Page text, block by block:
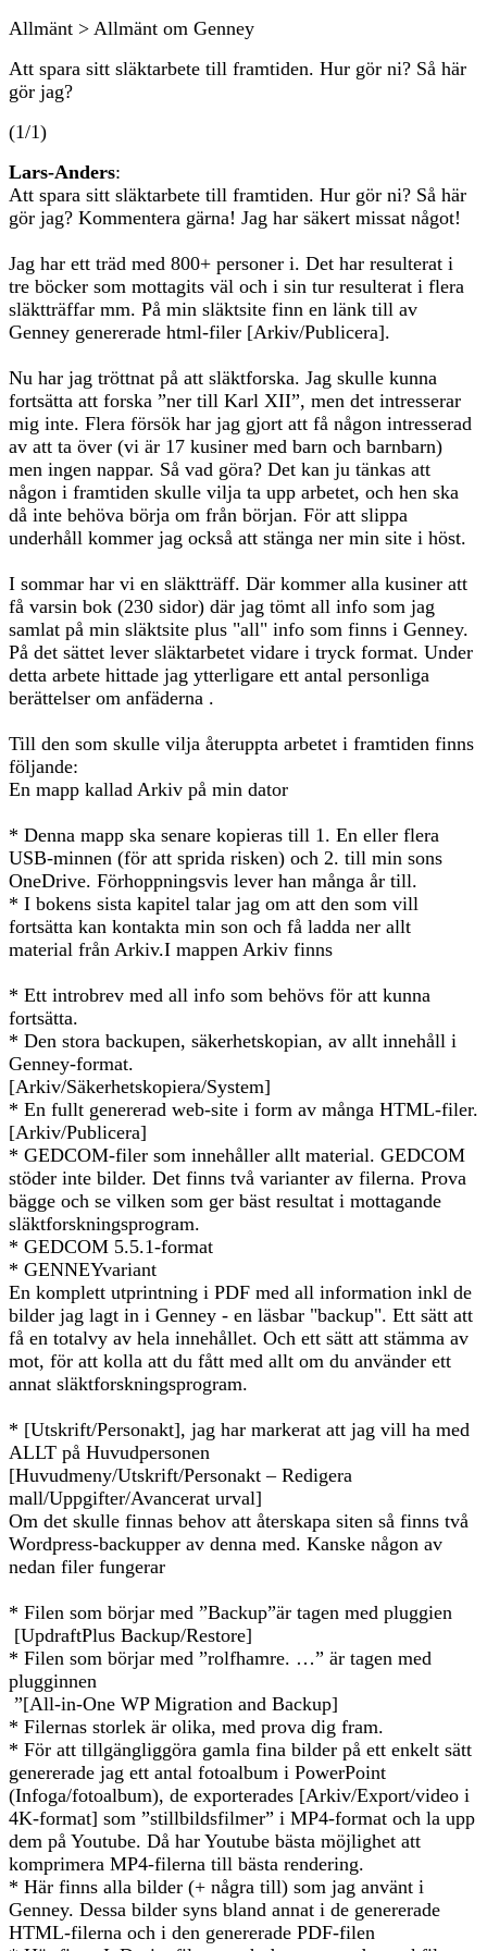
Allmänt > Allmänt om Genney
Att spara sitt släktarbete till framtiden. Hur gör ni? Så här
gör jag?
(1/1)
Lars-Anders:
Att spara sitt släktarbete till framtiden. Hur gör ni? Så här
gör jag? Kommentera gärna! Jag har säkert missat något!
Jag har ett träd med 800+ personer i. Det har resulterat i
tre böcker som mottagits väl och i sin tur resulterat i flera
släktträffar mm. På min släktsite finn en länk till av
Genney genererade html-filer [Arkiv/Publicera].
Nu har jag tröttnat på att släktforska. Jag skulle kunna
fortsätta att forska ”ner till Karl XII”, men det intresserar
mig inte. Flera försök har jag gjort att få någon intresserad
av att ta över (vi är 17 kusiner med barn och barnbarn)
men ingen nappar. Så vad göra? Det kan ju tänkas att
någon i framtiden skulle vilja ta upp arbetet, och hen ska
då inte behöva börja om från början. För att slippa
underhåll kommer jag också att stänga ner min site i höst.
I sommar har vi en släktträff. Där kommer alla kusiner att
få varsin bok (230 sidor) där jag tömt all info som jag
samlat på min släktsite plus "all" info som finns i Genney.
På det sättet lever släktarbetet vidare i tryck format. Under
detta arbete hittade jag ytterligare ett antal personliga
berättelser om anfäderna .
Till den som skulle vilja återuppta arbetet i framtiden finns
följande:
En mapp kallad Arkiv på min dator
* Denna mapp ska senare kopieras till 1. En eller flera
USB-minnen (för att sprida risken) och 2. till min sons
OneDrive. Förhoppningsvis lever han många år till.
* I bokens sista kapitel talar jag om att den som vill
fortsätta kan kontakta min son och få ladda ner allt
material från Arkiv.I mappen Arkiv finns
* Ett introbrev med all info som behövs för att kunna
fortsätta.
* Den stora backupen, säkerhetskopian, av allt innehåll i
Genney-format.
[Arkiv/Säkerhetskopiera/System]
* En fullt genererad web-site i form av många HTML-filer.
[Arkiv/Publicera]
* GEDCOM-filer som innehåller allt material. GEDCOM
stöder inte bilder. Det finns två varianter av filerna. Prova
bägge och se vilken som ger bäst resultat i mottagande
släktforskningsprogram.
* GEDCOM 5.5.1-format
* GENNEYvariant
En komplett utprintning i PDF med all information inkl de
bilder jag lagt in i Genney - en läsbar "backup". Ett sätt att
få en totalvy av hela innehållet. Och ett sätt att stämma av
mot, för att kolla att du fått med allt om du använder ett
annat släktforskningsprogram.
* [Utskrift/Personakt], jag har markerat att jag vill ha med
ALLT på Huvudpersonen
[Huvudmeny/Utskrift/Personakt – Redigera
mall/Uppgifter/Avancerat urval]
Om det skulle finnas behov att återskapa siten så finns två
Wordpress-backupper av denna med. Kanske någon av
nedan filer fungerar
* Filen som börjar med ”Backup”är tagen med pluggien
[UpdraftPlus Backup/Restore]
* Filen som börjar med ”rolfhamre. …” är tagen med
plugginnen
”[All-in-One WP Migration and Backup]
* Filernas storlek är olika, med prova dig fram.
* För att tillgängliggöra gamla fina bilder på ett enkelt sätt
genererade jag ett antal fotoalbum i PowerPoint
(Infoga/fotoalbum), de exporterades [Arkiv/Export/video i
4K-format] som ”stillbildsfilmer” i MP4-format och la upp
dem på Youtube. Då har Youtube bästa möjlighet att
komprimera MP4-filerna till bästa rendering.
* Här finns alla bilder (+ några till) som jag använt i
Genney. Dessa bilder syns bland annat i de genererade
HTML-filerna och i den genererade PDF-filen